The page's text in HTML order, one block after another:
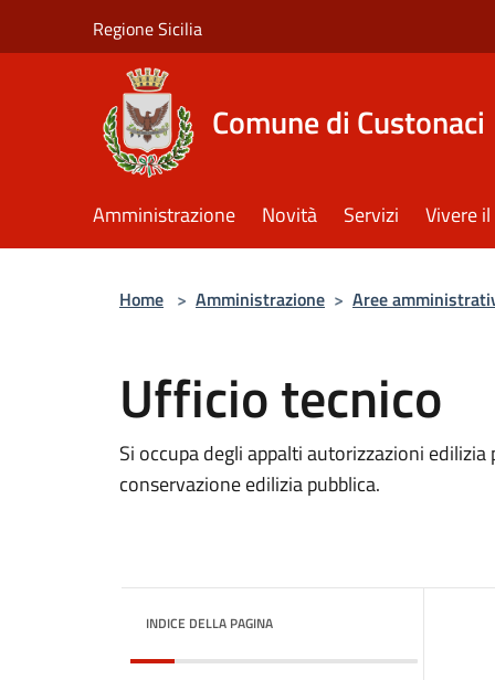
Regione Sicilia
Comune di Custonaci
Amministrazione Novità Servizi Vivere
Home > Amministrazione > Aree
Ufficio tecnico
Si occupa degli appalti autorizzazioni
conservazione edilizia pubblica.
INDICE DELLA PAGINA